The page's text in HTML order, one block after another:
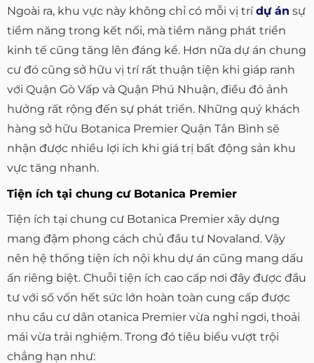
Ngoài ra, khu vực này không chỉ có mỗi vị trídự án sự
tiềm năng trong kết nối, mà tiềm năng phát triển
kinh tế cũng tăng lên đáng kể. Hơn nữa dự án chung
cư đó cũng sở hữu vị trí rất thuận tiện khi giáp ranh
với Quận Gò Vấp và Quận Phú Nhuận, điều đó ảnh
hưởng rất rộng đến sự phát triển. Những quý khách
hàng sở hữu Botanica Premier Quận Tân Bình sẽ
nhận được nhiều lợi ích khi giá trị bất động sản khu
vực tăng nhanh.
Tiện ích tại chung cư Botanica Premier
Tiện ích tại chung cư Botanica Premier xây dựng
mang đậm phong cách chủ đầu tư Novaland. Vậy
nên hệ thống tiện ích nội khu dự án cũng mang dấu
ấn riêng biệt. Chuỗi tiện ích cao cấp nơi đây được đầu
tư với số vốn hết sức lớn hoàn toàn cung cấp được
nhu cầu cư dân otanica Premier vừa nghỉ ngơi, thoải
mái vừa trải nghiệm. Trong đó tiêu biểu vượt trội
chẳng hạn như: